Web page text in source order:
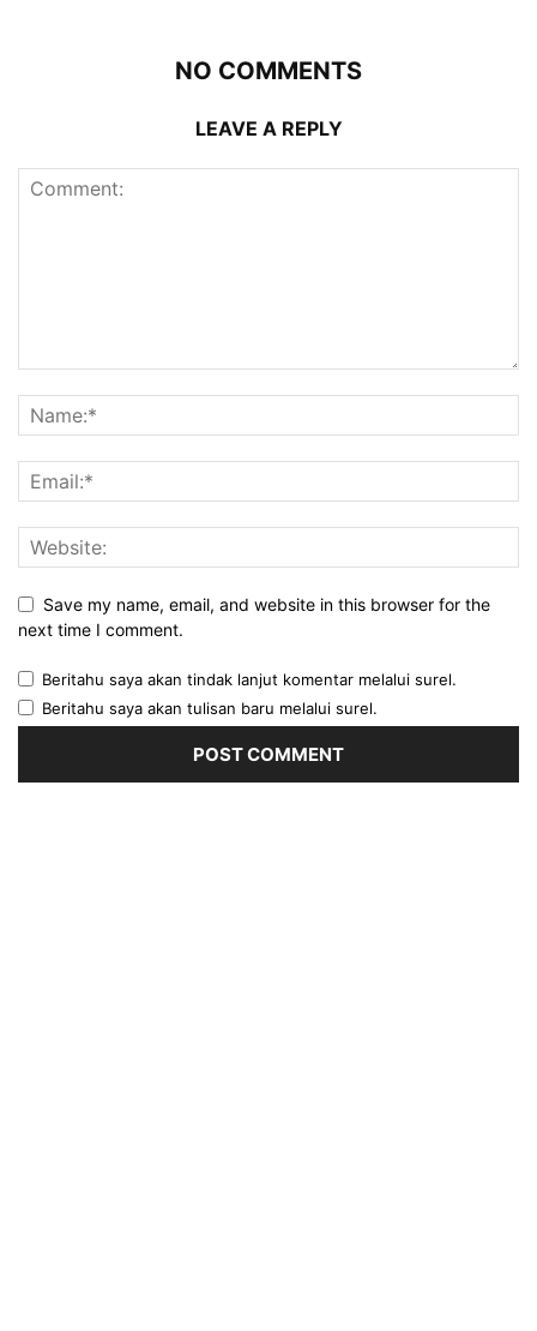
NO COMMENTS
LEAVE A REPLY
Save my name, email, and website in this browser for the
next time I comment.
Beritahu saya akan tindak lanjut komentar melalui surel.
Beritahu saya akan tulisan baru melalui surel.